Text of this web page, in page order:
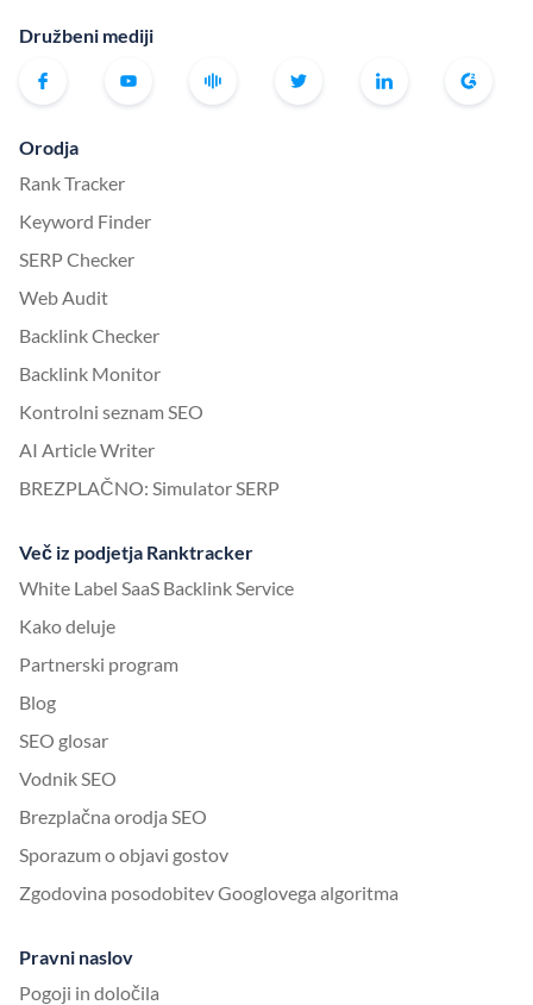
Družbeni mediji
Orodja
Rank Tracker
Keyword Finder
SERP Checker
Web Audit
Backlink Checker
Backlink Monitor
Kontrolni seznam SEO
AI Article Writer
BREZPLAČNO: Simulator SERP
Več iz podjetja Ranktracker
White Label SaaS Backlink Service
Kako deluje
Partnerski program
Blog
SEO glosar
Vodnik SEO
Brezplačna orodja SEO
Sporazum o objavi gostov
Zgodovina posodobitev Googlovega algoritma
Pravni naslov
Pogoji in določila